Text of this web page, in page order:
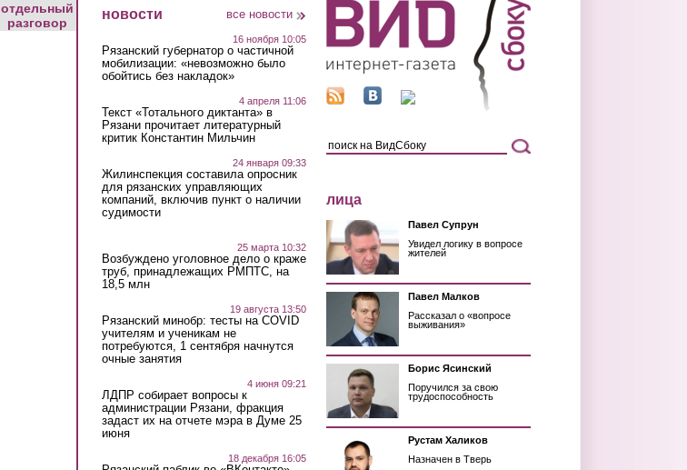
отдельный
разговор
новости все новости
16 ноября 10:05
Рязанский губернатор о частичной
мобилизации: «невозможно было
обойтись без накладок»
4 апреля 11:06
Текст «Тотального диктанта» в
Рязани прочитает литературный
критик Константин Мильчин
24 января 09:33
Жилинспекция составила опросник
для рязанских управляющих
компаний, включив пункт о наличии
судимости
25 марта 10:32
Возбуждено уголовное дело о краже
труб, принадлежащих РМПТС, на
18,5 млн
19 августа 13:50
Рязанский минобр: тесты на COVID
учителям и ученикам не
потребуются, 1 сентября начнутся
очные занятия
4 июня 09:21
ЛДПР собирает вопросы к
администрации Рязани, фракция
задаст их на отчете мэра в Думе 25
июня
18 декабря 16:05
лица
Павел Супрун
Увидел логику в вопросе
жителей
Павел Малков
Рассказал о «вопросе
выживания»
Борис Ясинский
Поручился за свою
трудоспособность
Рустам Халиков
Назначен в Тверь